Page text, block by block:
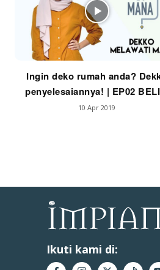
Ingin deko rumah anda?
penyelesaiannya! | EP02
10 Apr 2019
Ikuti kami di: